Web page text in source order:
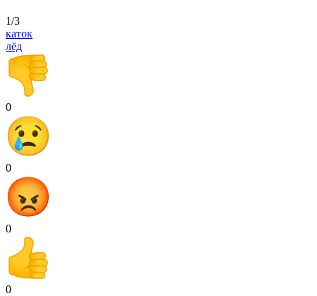
1/3
каток
лёд
0
0
0
0